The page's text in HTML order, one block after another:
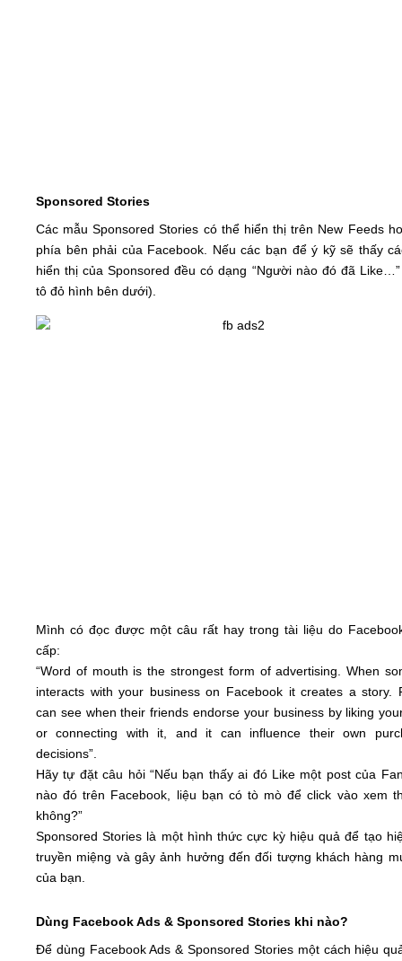
Sponsored Stories
Các mẫu Sponsored Stories có thể hiển thị trên New Feeds
phía bên phải của Facebook. Nếu các bạn để ý kỹ sẽ thấy
hiển thị của Sponsored đều có dạng “Người nào đó đã
tô đỏ hình bên dưới).
Mình có đọc được một câu rất hay trong tài liệu do
cấp:
“Word of mouth is the strongest form of advertising. When
interacts with your business on Facebook it creates a story.
can see when their friends endorse your business by liking
or connecting with it, and it can influence their own
decisions”.
Hãy tự đặt câu hỏi “Nếu bạn thấy ai đó Like một post của
nào đó trên Facebook, liệu bạn có tò mò để click vào xem
không?”
Sponsored Stories là một hình thức cực kỳ hiệu quả để tạo
truyền miệng và gây ảnh hưởng đến đối tượng khách hàng
của bạn.
Dùng Facebook Ads & Sponsored Stories khi nào?
Để dùng Facebook Ads & Sponsored Stories một cách hiệu